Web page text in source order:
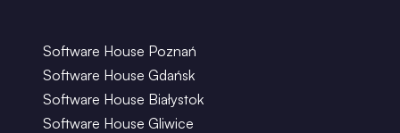
Software House Poznań
Software House Gdańsk
Software House Białystok
Software House Gliwice